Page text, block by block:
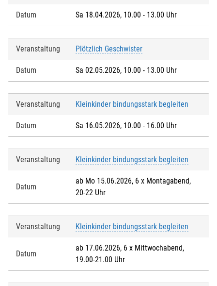
Datum Sa 18.04.2026, 10.00 - 13.00 Uhr
Veranstaltung Plötzlich Geschwister
Datum Sa 02.05.2026, 10.00 - 13.00 Uhr
Veranstaltung Kleinkinder bindungsstark begleiten
Datum Sa 16.05.2026, 10.00 - 16.00 Uhr
Veranstaltung Kleinkinder bindungsstark begleiten
Datum
ab Mo 15.06.2026, 6 x Montagabend,
20-22 Uhr
Veranstaltung Kleinkinder bindungsstark begleiten
Datum
ab 17.06.2026, 6 x Mittwochabend,
19.00-21.00 Uhr